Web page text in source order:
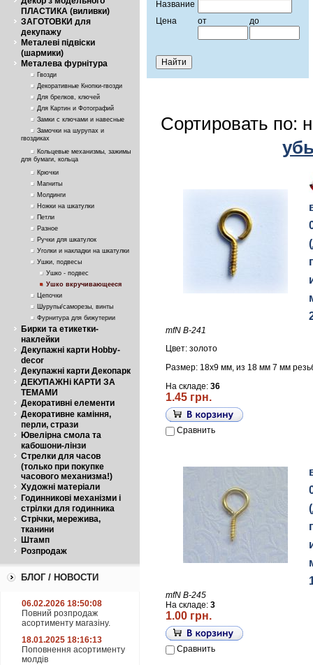
ПЛАСТИКА (виливки)
ЗАГОТОВКИ для
декупажу
Металеві підвіски
(шармики)
Металева фурнітура
Гвозди
Декоративные Кнопки-гвозди
Для брелков, ключей
Для Картин и Фотографий
Замки с ключами и навесные
Замочки на шурупах и
гвоздиках
Кольцевые механизмы, зажимы
для бумаги, кольца
Крючки
Магниты
Молдинги
Ножки на шкатулки
Петли
Разное
Ручки для шкатулок
Уголки и накладки на шкатулки
Ушки, подвесы
Ушко - подвес
Ушко вкручивающееся
Цепочки
Шурупы/саморезы, винты
Фурнитура для бижутерии
Бирки та етикетки-
наклейки
Декупажні карти Hobby-
decor
Декупажні карти Декопарк
ДЕКУПАЖНі КАРТИ ЗА
ТЕМАМИ
Декоративні елементи
Декоративне каміння,
перли, стрази
Ювелірна смола та
кабошони-лінзи
Стрелки для часов
(только при покупке
часового механизма!)
Художні матеріали
Годинникові механізми і
стрілки для годинника
Стрічки, мережива,
тканини
Штамп
Розпродаж
БЛОГ / НОВОСТИ
06.02.2026 18:50:08
Повний розпродаж
асортименту магазіну.
18.01.2025 18:16:13
Поповнення асортименту
молдів
Название
Цена
от до
Сортировать по:
mfN В-241
Цвет: золото
Размер: 18х9 мм, из 18 мм 7 мм
На складе: 36
1.45 грн.
Сравнить
mfN B-245
На складе: 3
1.00 грн.
Сравнить